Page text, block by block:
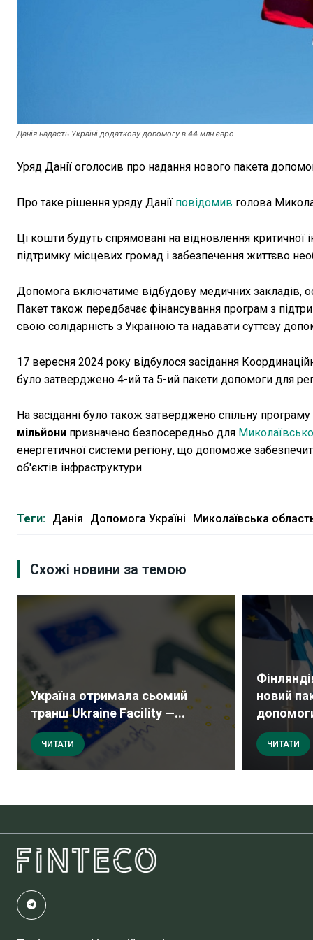
Данія надасть Україні додаткову допомогу в 44 млн євро
Уряд Данії оголосив про надання нового пакета
Про таке рішення уряду Данії повідомив голова
Ці кошти будуть спрямовані на відновлення
підтримку місцевих громад і забезпечення життєво
Допомога включатиме відбудову медичних закладів,
Пакет також передбачає фінансування програм з
свою солідарність з Україною та надавати суттєву
17 вересня 2024 року відбулося засідання
було затверджено 4-ий та 5-ий пакети допомоги для
На засіданні було також затверджено спільну
мільйони призначено безпосередньо для
енергетичної системи регіону, що допоможе
об'єктів інфраструктури.
Теги: Данія Допомога Україні Миколаївська
Схожі новини за темою
Україна отримала сьомий
транш Ukraine Facility —...
ЧИТАТИ
новий
ЧИТАТИ